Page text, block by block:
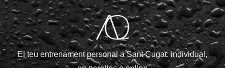
El teu entrenament personal a Sant Cugat: individual,